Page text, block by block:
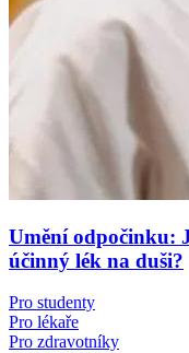
Umění odpočinku:
účinný lék na duši?
Pro studenty
Pro lékaře
Pro zdravotníky